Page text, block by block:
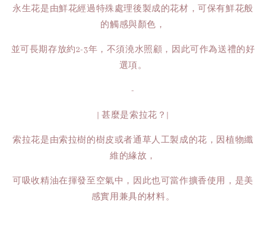
永生花是由鮮花經過特殊處理後製成的花材，可保有鮮花般
的觸感與顏色，
並可長期存放約2-3年，不須澆水照顧，因此可作為送禮的好
選項。
-
| 甚麼是索拉花？|
索拉花是由索拉樹的樹皮或者通草人工製成的花，因植物纖
維的緣故，
可吸收精油在揮發至空氣中，因此也可當作擴香使用，是美
感實用兼具的材料。